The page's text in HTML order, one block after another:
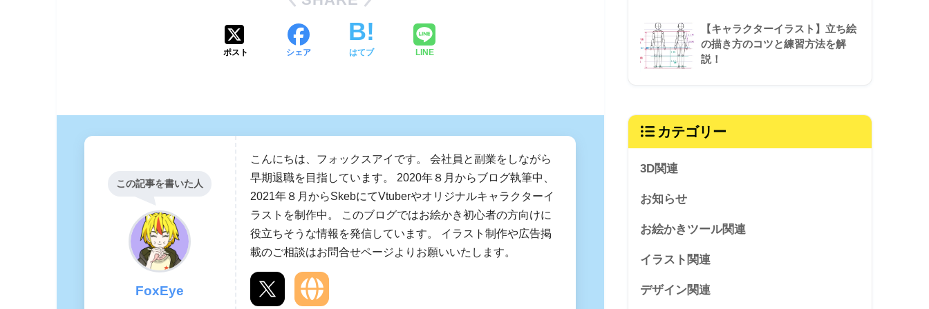
ポスト シェア はてブ LINE
この記事を書いた人
FoxEye
こんにちは、フォックスアイです。 会社員と副業をしながら
早期退職を目指しています。 2020年８月からブログ執筆中、
2021年８月からSkebにてVtuberやオリジナルキャラクターイ
ラストを制作中。 このブログではお絵かき初心者の方向けに
役立ちそうな情報を発信しています。 イラスト制作や広告掲
載のご相談はお問合せページよりお願いいたします。
【キャラクターイラスト】立ち絵
の描き方のコツと練習方法を解
説！
カテゴリー
3D関連
お知らせ
お絵かきツール関連
イラスト関連
デザイン関連